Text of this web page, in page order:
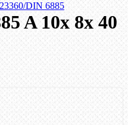
DIN 6885
A 10x 8x 40